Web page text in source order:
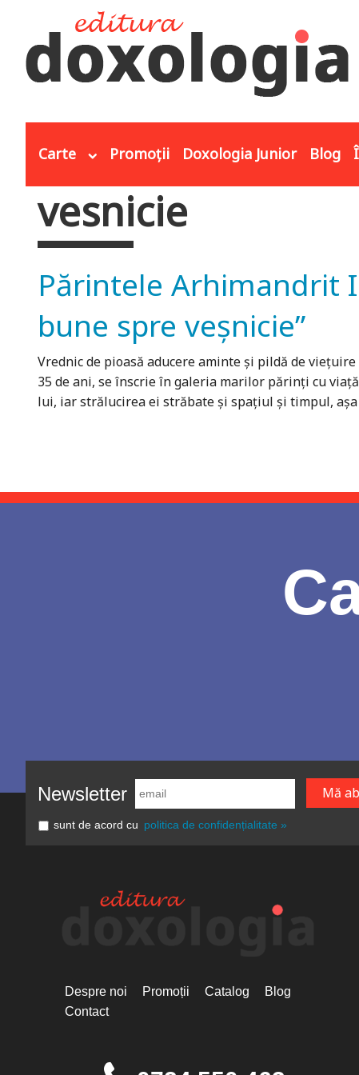
Carte Promoții Doxologia Junior Blog
Eşti aici
vesnicie
Părintele Arhimandrit
bune spre veșnicie”
Vrednic de pioasă aducere aminte și pildă de
35 de ani, se înscrie în galeria marilor părinți cu
lui, iar strălucirea ei străbate și spațiul și timpul, așa
Newsletter
sunt de acord cu politica de confidențialitate »
Despre noi Promoții Catalog
Blog
Contact